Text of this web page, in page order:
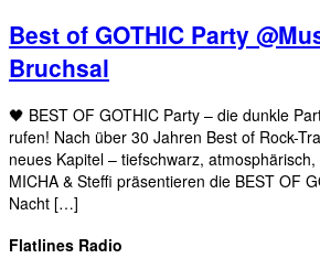
Best of GOTHIC Party
Bruchsal
🖤 BEST OF GOTHIC Party – die dunkle
rufen! Nach über 30 Jahren Best of Rock-
neues Kapitel – tiefschwarz,
MICHA & Steffi präsentieren die BEST OF
Nacht […]
Flatlines Radio